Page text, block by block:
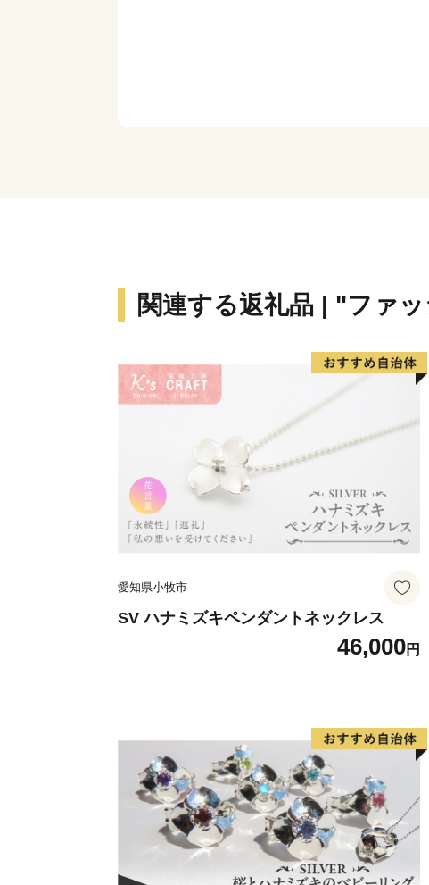
関連する返礼品 | "ファ
愛知県小牧市
SV ハナミズキペンダントネックレス
46,000円